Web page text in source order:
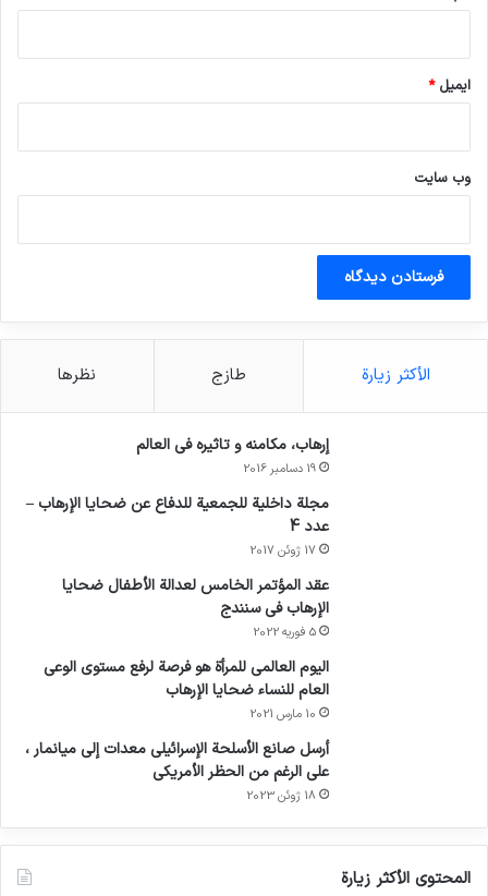
ایمیل*
وب‌ سایت
الأكثر زيارة طازج نظرها
إرهاب، مكامنه و تاثيره في العالم
19 دسامبر 2016
مجلة داخلية للجمعية للدفاع عن ضحايا الإرهاب –
عدد 4
17 ژوئن 2017
عقد المؤتمر الخامس لعدالة الأطفال ضحايا
الإرهاب في سنندج
5 فوریه 2022
اليوم العالمي للمرأة هو فرصة لرفع مستوى الوعي
العام للنساء ضحايا الإرهاب
10 مارس 2021
أرسل صانع الأسلحة الإسرائيلي معدات إلى ميانمار ،
على الرغم من الحظر الأمريكي
18 ژوئن 2023
المحتوى الأكثر زيارة